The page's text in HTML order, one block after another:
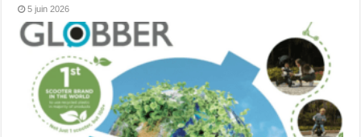
5 juin 2026